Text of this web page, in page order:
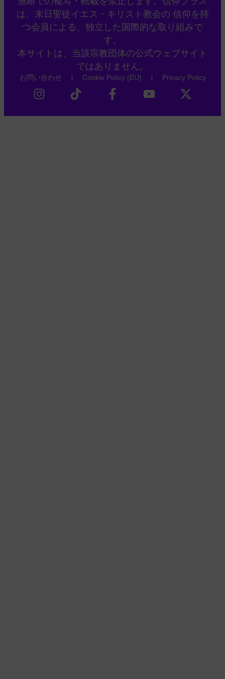
は、末日聖徒イエス・キリスト教会の 信仰を持
つ会員による、独立した国際的な取り組みで
す。
本サイトは、当該宗教団体の公式ウェブサイト
ではありません。
お問い合わせ Cookie Policy (EU) Privacy Policy